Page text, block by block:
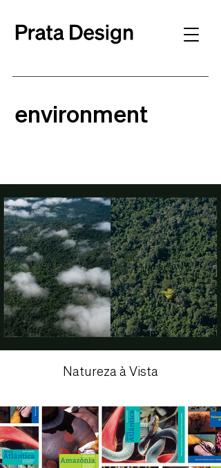
environment
Natureza à Vista